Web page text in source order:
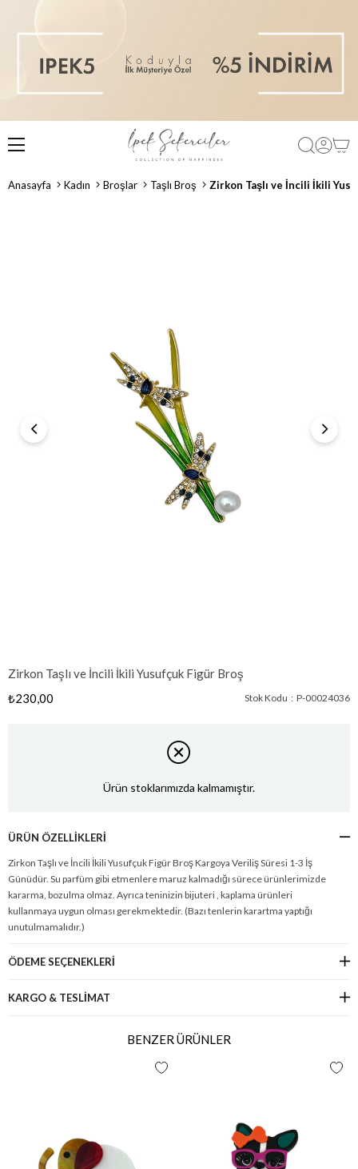
Anasayfa Kadın Broşlar Taşlı Broş Zirkon Taşlı ve İncili İkili
Zirkon Taşlı ve İncili İkili Yusufçuk Figür Broş
₺230,00
Stok Kodu P-00024036
Ürün stoklarımızda kalmamıştır.
ÜRÜN ÖZELLIKLERI
Zirkon Taşlı ve İncili İkili Yusufçuk Figür Broş Kargoya Veriliş Süresi 1-3 İş
Günüdür. Su parfüm gibi etmenlere maruz kalmadığı sürece ürünlerimizde
kararma, bozulma olmaz. Ayrıca teninizin bijuteri , kaplama ürünleri
kullanmaya uygun olması gerekmektedir. (Bazı tenlerin karartma yaptığı
unutulmamalıdır.)
ÖDEME SEÇENEKLERI
KARGO & TESLİMAT
BENZER ÜRÜNLER